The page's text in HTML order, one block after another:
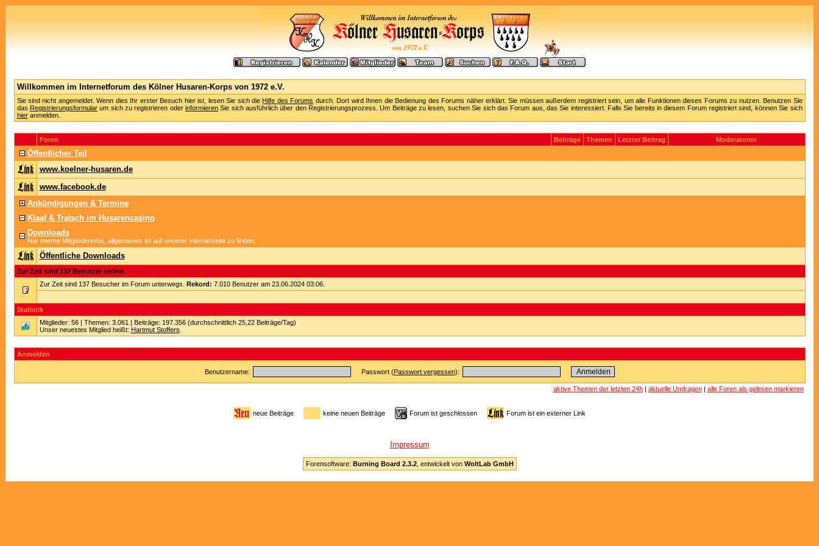
Willkommen im Internetforum des Kölner Husaren-Korps von 1972 e.V.
Sie sind nicht angemeldet. Wenn dies Ihr erster Besuch hier ist, lesen Sie sich dieHilfe des Forums durch. Dort wird Ihnen die Bedienung des Forums näher erklärt. Sie müssen außerdem registriert sein, um alle Funktionen dieses Forums zu nutzen. Benutzen Sie
das Registrierungsformularum sich zu registrieren oder informierenSie sich ausführlich über den Registrierungsprozess. Um Beiträge zu lesen, suchen Sie sich das Forum aus, das Sie interessiert. Falls Sie bereits in diesem Forum registriert sind, können Sie sich
hieranmelden.
Foren Beiträge Themen Letzter Beitrag Moderatoren
Öffentlicher Teil
www.koelner-husaren.de
www.facebook.de
Ankündigungen & Termine
Klaaf & Tratsch im Husarencasino
Downloads
Nur interne Mitgliederinfos, allgemeines ist auf unserer Internetseite zu finden.
Öffentliche Downloads
Zur Zeit sind 137 Benutzer online.
Zur Zeit sind 137 Besucher im Forum unterwegs. Rekord: 7.010 Benutzer am 23.06.2024 03:06.
Statistik
Mitglieder: 56 | Themen: 3.061 | Beiträge: 197.356 (durchschnittlich 25,22 Beiträge/Tag)
Unser neuestes Mitglied heißt: Hartmut Stoffers
Anmelden
Benutzername: Passwort (Passwort vergessen):
aktive Themen der letzten 24h| aktuelle Umfragen| alle Foren als gelesen markieren
neue Beiträge keine neuen Beiträge Forum ist geschlossen Forum ist ein externer Link
Impressum
Forensoftware: Burning Board 2.3.2, entwickelt von WoltLab GmbH